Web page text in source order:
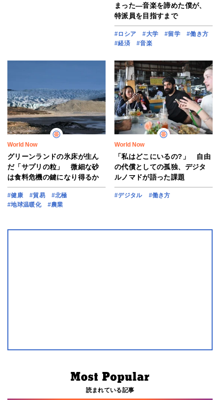
まった―音楽を諦めた僕が、
特派員を目指すまで
#ロシア #大学 #留学
#働き方
#経済
#音楽
World Now
グリーンランドの氷床が生ん
だ「サプリの粒」 微細な砂
は食料危機の鍵になり得るか
#健康 #貿易
#北極
#地球温暖化
#農業
World Now
「私はどこにいるの?」 自由
の代償としての孤独、デジタ
ルノマドが語った課題
#デジタル #働き方
読まれている記事